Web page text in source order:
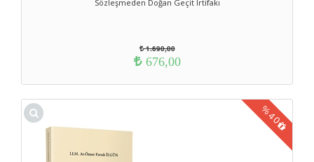
Sözleşmeden Doğan Geçit İrtifakı
1.690,00
676,00
%40